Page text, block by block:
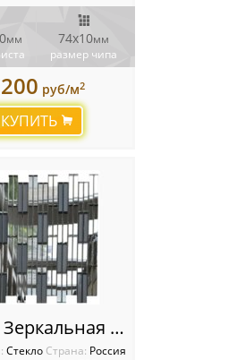
мм
74х10мм
размер чипа
руб/м2
КУПИТЬ
SH74-8 Зеркальная мозаика VIVERE PINO
Стекло Cтрана: Россия